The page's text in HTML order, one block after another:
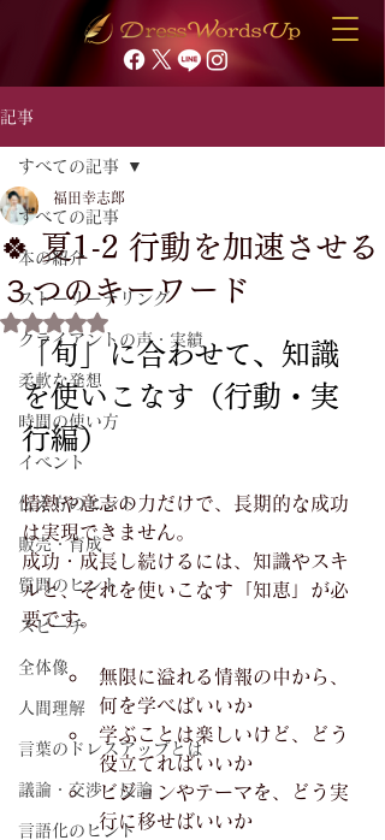
記事
すべての記事
本の紹介
ストーリーテリング
クライアントの声・実績
柔軟な発想
時間の使い方
イベント
伝え方のヒント
販売・育成
質問のヒント
スピーチ
全体像
人間理解
言葉のドレスアップとは
議論・交渉・反論
言語化のヒント
すべての記事
🍀 夏1-2 行動を加速させる
３つのキーワード
福田幸志郎
5つ星のうちNaNと評価されています。
「旬」に合わせて、知識
を使いこなす（行動・実
行編）
情熱や意志の力だけで、長期的な成功
は実現できません。
成功・成長し続けるには、知識やスキ
ルと、それを使いこなす「知恵」が必
要です。
無限に溢れる情報の中から、
何を学べばいいか
学ぶことは楽しいけど、どう
役立てればいいか
ビジョンやテーマを、どう実
行に移せばいいか